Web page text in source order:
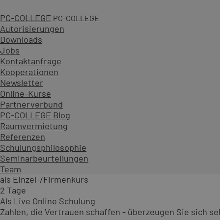
PC-COLLEGE PC-COLLEGE
Autorisierungen
Downloads
Jobs
Kontaktanfrage
Kooperationen
Newsletter
Online-Kurse
Partnerverbund
PC-COLLEGE Blog
Raumvermietung
Referenzen
Schulungsphilosophie
Seminarbeurteilungen
Team
Kurs-ID:AD3
Im diesem 2-Tages-Kurs Adobe Substance Sampler
Flächendesigns für Ihre 3D-Modelle.
Zum Kurs
als Einzel-/Firmenkurs
2 Tage
Als Live Online Schulung
Adobe Substance - Stager 3D
Kurs-ID:AD4
Dieser 2-Tages-Kurs Adobe Substance Stager 3D
Design, Beleuchtungstechniken und Rendering-
Zum Kurs
als Einzel-/Firmenkurs
2 Tage
Als Live Online Schulung
Zahlen, die Vertrauen schaffen - überzeugen Sie sich